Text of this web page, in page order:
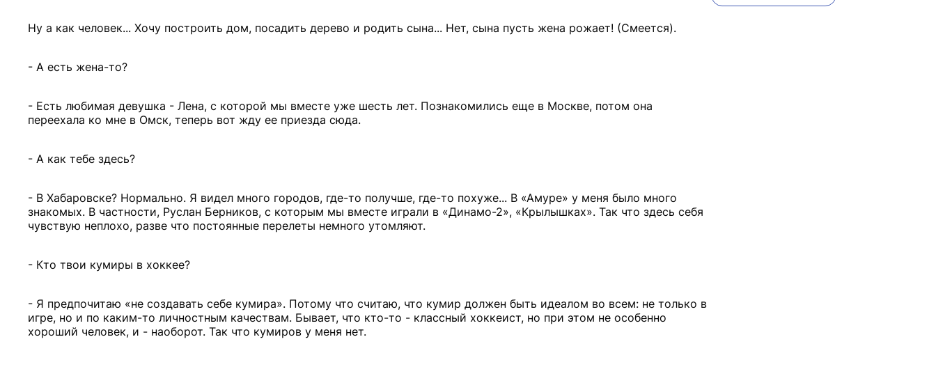
Ну а как человек... Хочу построить дом, посадить дерево и родить сына... Нет, сына пусть жена рожает! (Смеется).
- А есть жена-то?
- Есть любимая девушка - Лена, с которой мы вместе уже шесть лет. Познакомились еще в Москве, потом она
переехала ко мне в Омск, теперь вот жду ее приезда сюда.
- А как тебе здесь?
- В Хабаровске? Нормально. Я видел много городов, где-то получше, где-то похуже... В «Амуре» у меня было много
знакомых. В частности, Руслан Берников, с которым мы вместе играли в «Динамо-2», «Крылышках». Так что здесь себя
чувствую неплохо, разве что постоянные перелеты немного утомляют.
- Кто твои кумиры в хоккее?
- Я предпочитаю «не создавать себе кумира». Потому что считаю, что кумир должен быть идеалом во всем: не только в
игре, но и по каким-то личностным качествам. Бывает, что кто-то - классный хоккеист, но при этом не особенно
хороший человек, и - наоборот. Так что кумиров у меня нет.